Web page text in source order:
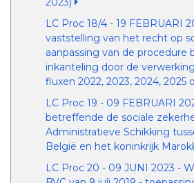
LC Proc 18/4 - 19 FEBRUARI
vaststelling van het recht op
aanpassing van de procedure
inkanteling door de
fluxen 2022, 2023, 2024, 2025
LC Proc 19 - 09 FEBRUARI
betreffende de sociale
Administratieve Schikking
België en het koninkrijk
LC Proc 20 - 09 JUNI 2023 -